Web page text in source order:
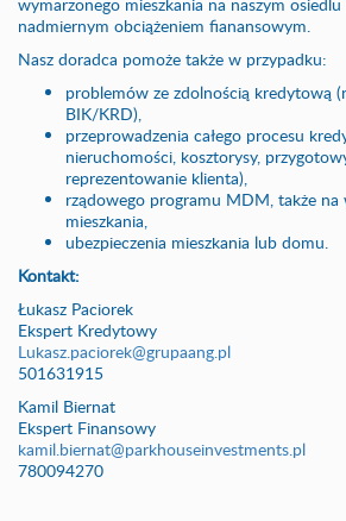
nadmiernym obciążeniem fianansowym.
Nasz doradca pomoże także w przypadku:
problemów ze zdolnością kredytową
BIK/KRD),
przeprowadzenia całego procesu
nieruchomości, kosztorysy,
reprezentowanie klienta),
rządowego programu MDM, także na
mieszkania,
ubezpieczenia mieszkania lub domu.
Kontakt:
Łukasz Paciorek
Ekspert Kredytowy
Lukasz.paciorek@grupaang.pl
501631915
Kamil Biernat
Ekspert Finansowy
kamil.biernat@parkhouseinvestments.pl
780094270